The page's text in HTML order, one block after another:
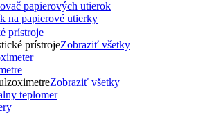
na papierové utierky
prístroje
prístrojeZobraziť všetky
Zobraziť všetky